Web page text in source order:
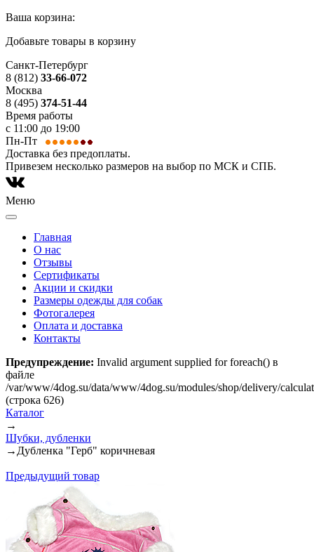
Ваша корзина:
Добавьте товары в корзину
Санкт-Петербург
8 (812) 33-66-072
Москва
8 (495) 374-51-44
Время работы
с 11:00 до 19:00
Пн-Пт
Доставка без предоплаты.
Привезем несколько размеров на выбор по МСК и СПБ.
Меню
Главная
О нас
Отзывы
Сертификаты
Акции и скидки
Размеры одежды для собак
Фотогалерея
Оплата и доставка
Контакты
Предупреждение: Invalid argument supplied for foreach() в
файле
/var/www/4dog.su/data/www/4dog.su/modules/shop/delivery/
(строка 626)
Каталог
→
Шубки, дубленки
→ Дубленка "Герб" коричневая
Предыдущий товар